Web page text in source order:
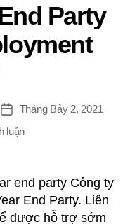
Party
Ngày
đăng
Tháng Bảy 2, 2021
luậnở
Year
End
Party
end party Công ty
End Party. Liên
được hỗ trợ sớm